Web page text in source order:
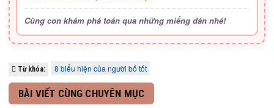
Cùng con khám phá toán qua những miếng dán nhé!
Từ khóa: 8 biểu hiện của người bố tốt
BÀI VIẾT CÙNG CHUYÊN MỤC